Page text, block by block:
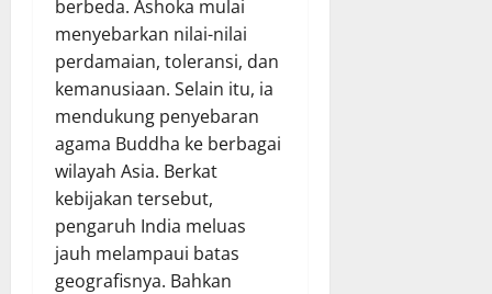
berbeda. Ashoka mulai
menyebarkan nilai-nilai
perdamaian, toleransi, dan
kemanusiaan. Selain itu, ia
mendukung penyebaran
agama Buddha ke berbagai
wilayah Asia. Berkat
kebijakan tersebut,
pengaruh India meluas
jauh melampaui batas
geografisnya. Bahkan